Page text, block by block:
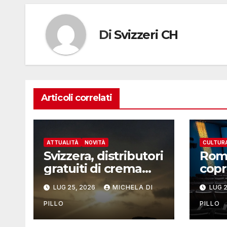
Di Svizzeri CH
Articoli correlati
ATTUALITÀ NOVITÀ
Svizzera, distributori
gratuiti di crema
solare
LUG 25, 2026 MICHELA DI
PILLO
LUG
PILLO